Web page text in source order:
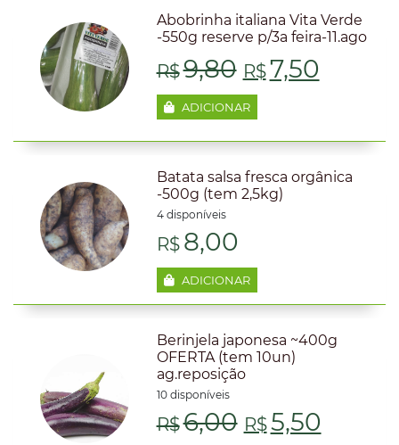
Abobrinha italiana Vita Verde
-550g reserve p/3a feira-11.ago
R$9,80 O
preço
original
era:
R$7,50
atual
é:
ADICIONAR
Batata salsa fresca orgânica
-500g (tem 2,5kg)
4 disponíveis
R$ 8,00
ADICIONAR
Berinjela japonesa ~400g
OFERTA (tem 10un)
ag.reposição
10 disponíveis
R$6,00 O
R$5,50